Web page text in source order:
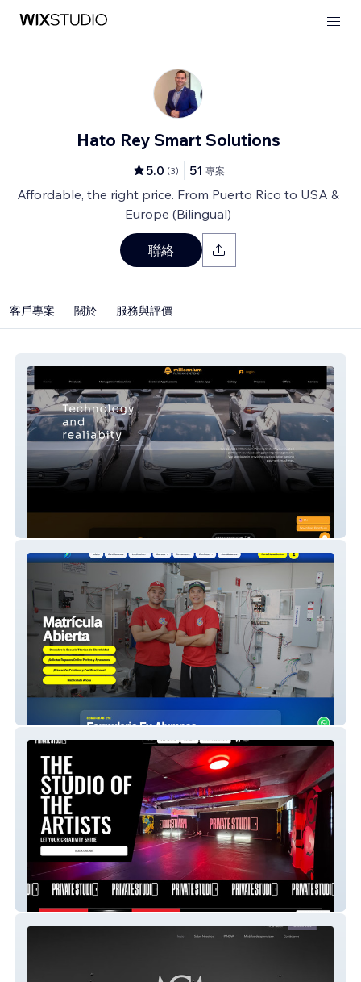
Hato Rey Smart Solutions
5.0 (3) 51 專案
Affordable, the right price. From Puerto Rico to USA &
Europe (Bilingual)
聯絡
客戶專案 關於 服務與評價
Escuela Técnica
Private Studio PR